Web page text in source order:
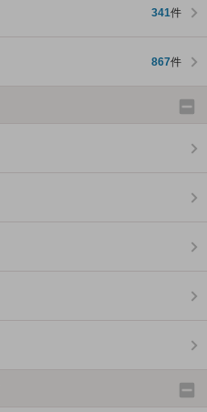
341件
867件